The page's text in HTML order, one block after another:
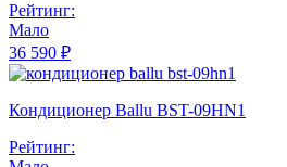
Рейтинг:
Мало
36 590 ₽
Кондиционер Ballu BST-09HN1
Рейтинг: